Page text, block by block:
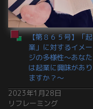
【第８６５号】「起
業」に対するイメー
ジの多様性～あなた
は起業に興味があり
ますか？～
2023年1月28日
リフレーミング